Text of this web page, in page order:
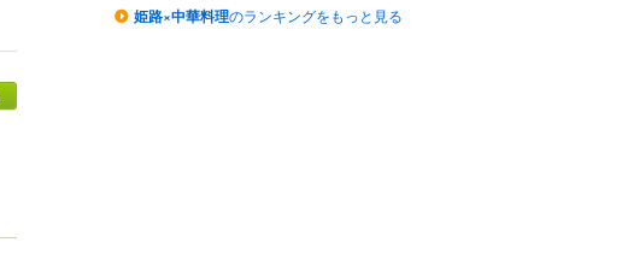
姫路×中華料理のランキングをもっと見る